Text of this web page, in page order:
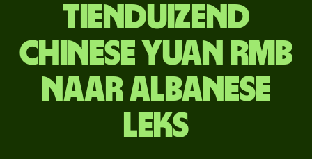
tien­duizend
Chinese yuan rmb
naar Albanese
leks